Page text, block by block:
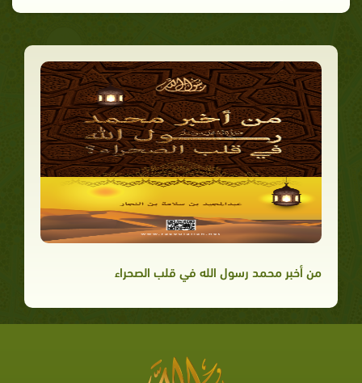
من أخبر محمد رسول الله في قلب الصحراء